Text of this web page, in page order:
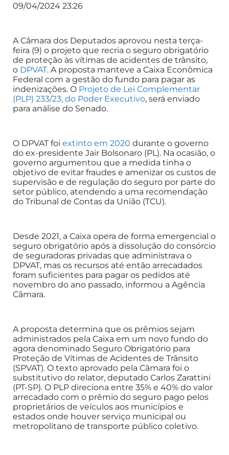
09/04/2024 23:26
A Câmara dos Deputados aprovou nesta terça-
feira (9) o projeto que recria o seguro obrigatório
de proteção às vítimas de acidentes de trânsito,
o DPVAT. A proposta manteve a Caixa Econômica
Federal com a gestão do fundo para pagar as
indenizações. O Projeto de Lei Complementar
(PLP) 233/23, do Poder Executivo, será enviado
para análise do Senado.
O DPVAT foi extinto em 2020 durante o governo
do ex-presidente Jair Bolsonaro (PL). Na ocasião, o
governo argumentou que a medida tinha o
objetivo de evitar fraudes e amenizar os custos de
supervisão e de regulação do seguro por parte do
setor público, atendendo a uma recomendação
do Tribunal de Contas da União (TCU).
Desde 2021, a Caixa opera de forma emergencial o
seguro obrigatório após a dissolução do consórcio
de seguradoras privadas que administrava o
DPVAT, mas os recursos até então arrecadados
foram suficientes para pagar os pedidos até
novembro do ano passado, informou a Agência
Câmara.
A proposta determina que os prêmios sejam
administrados pela Caixa em um novo fundo do
agora denominado Seguro Obrigatório para
Proteção de Vítimas de Acidentes de Trânsito
(SPVAT). O texto aprovado pela Câmara foi o
substitutivo do relator, deputado Carlos Zarattini
(PT-SP). O PLP direciona entre 35% e 40% do valor
arrecadado com o prêmio do seguro pago pelos
proprietários de veículos aos municípios e
estados onde houver serviço municipal ou
metropolitano de transporte público coletivo.